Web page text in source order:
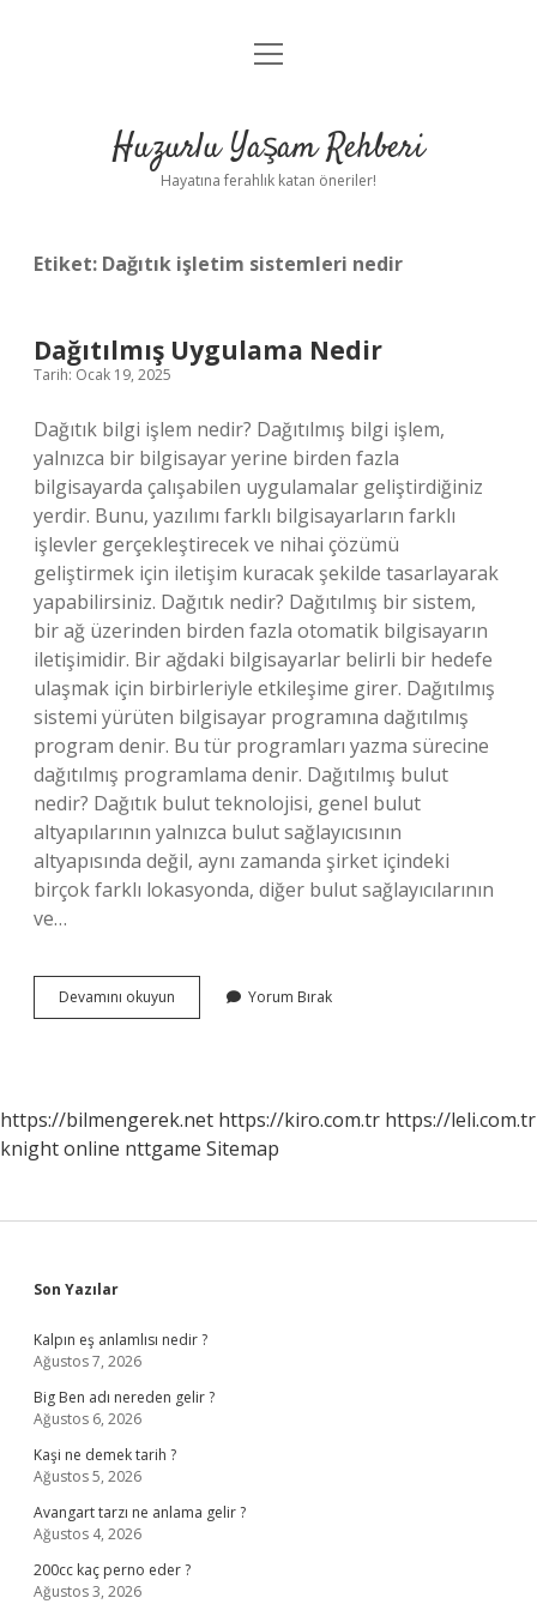
Anasayfa
Yasal Uyarı
menüyü
Huzurlu Yaşam Rehberi
Hayatına ferahlık katan öneriler!
Etiket: Dağıtık işletim sistemleri nedir
Dağıtılmış Uygulama Nedir
Tarih: Ocak 19, 2025
Dağıtık bilgi işlem nedir? Dağıtılmış bilgi işlem,
yalnızca bir bilgisayar yerine birden fazla
bilgisayarda çalışabilen uygulamalar geliştirdiğiniz
yerdir. Bunu, yazılımı farklı bilgisayarların farklı
işlevler gerçekleştirecek ve nihai çözümü
geliştirmek için iletişim kuracak şekilde tasarlayarak
yapabilirsiniz. Dağıtık nedir? Dağıtılmış bir sistem,
bir ağ üzerinden birden fazla otomatik bilgisayarın
iletişimidir. Bir ağdaki bilgisayarlar belirli bir hedefe
ulaşmak için birbirleriyle etkileşime girer. Dağıtılmış
sistemi yürüten bilgisayar programına dağıtılmış
program denir. Bu tür programları yazma sürecine
dağıtılmış programlama denir. Dağıtılmış bulut
nedir? Dağıtık bulut teknolojisi, genel bulut
altyapılarının yalnızca bulut sağlayıcısının
altyapısında değil, aynı zamanda şirket içindeki
birçok farklı lokasyonda, diğer bulut sağlayıcılarının
ve…
Devamını okuyun Dağıtılmış
Uygulama
Yorum Bırak
https://bilmengerek.net https://kiro.com.tr https://leli.com.tr
knight online nttgame Sitemap
Sidebar
Son Yazılar
Kalpın eş anlamlısı nedir ?
Ağustos 7, 2026
Big Ben adı nereden gelir ?
Ağustos 6, 2026
Kaşi ne demek tarih ?
Ağustos 5, 2026
Avangart tarzı ne anlama gelir ?
Ağustos 4, 2026
200cc kaç perno eder ?
Ağustos 3, 2026